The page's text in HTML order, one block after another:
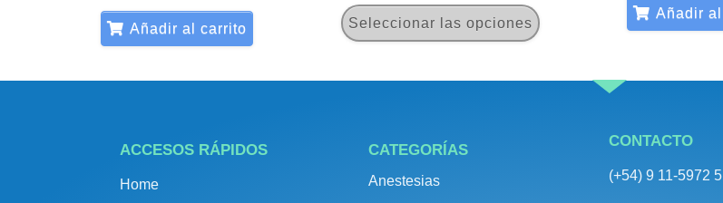
Añadir al carrito Seleccionar las opciones
Añadir
ACCESOS RÁPIDOS
Home
CATEGORÍAS
Anestesias
CONTACTO
(+54) 9 11-5972